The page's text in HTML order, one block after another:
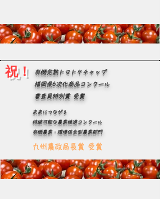
​祝！
有機完熟トマトケチャップ
福岡県6次化商品コンクール
​審査員特別賞 受賞
​未来につながる
持続可能な農業推進コンクール
有機農業・環境保全型農業部門
九州農政局長賞​ 受賞